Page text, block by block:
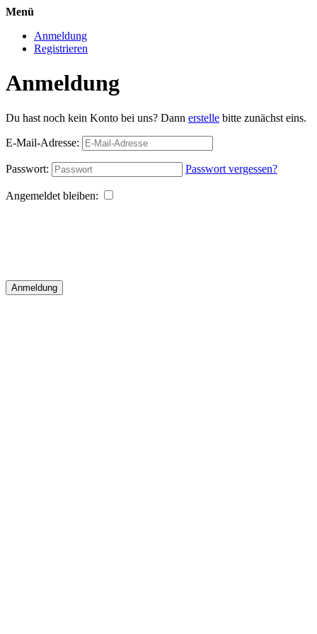
Menü
Anmeldung
Registrieren
Anmeldung
Du hast noch kein Konto bei uns? Dann erstelle bitte zunächst eins.
E-Mail-Adresse:
Passwort: Passwort vergessen?
Angemeldet bleiben:
Anmeldung